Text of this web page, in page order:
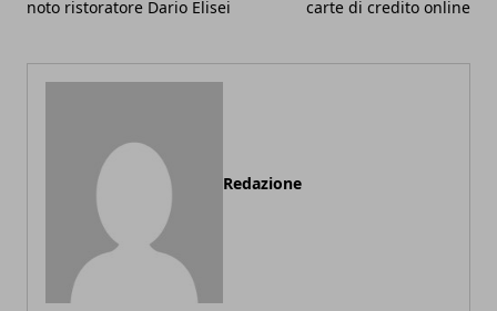
noto ristoratore Dario Elisei
carte di credito online
Redazione